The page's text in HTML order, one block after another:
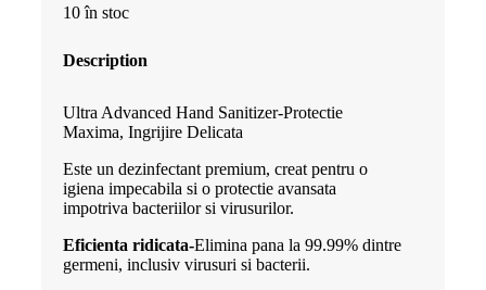
13.99 lei.
10 în stoc
Description
Ultra Advanced Hand Sanitizer-Protectie
Maxima, Ingrijire Delicata
Este un dezinfectant premium, creat pentru o
igiena impecabila si o protectie avansata
impotriva bacteriilor si virusurilor.
Eficienta ridicata-Elimina pana la 99.99% dintre
germeni, inclusiv virusuri si bacterii.